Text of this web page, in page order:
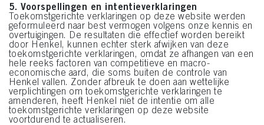
5. Voorspellingen en intentieverklaringen
Toekomstgerichte verklaringen op deze website werden
geformuleerd naar best vermogen volgens onze kennis en
overtuigingen. De resultaten die effectief worden bereikt
door Henkel, kunnen echter sterk afwijken van deze
toekomstgerichte verklaringen, omdat ze afhangen van een
hele reeks factoren van competitieve en macro-
economische aard, die soms buiten de controle van
Henkel vallen. Zonder afbreuk te doen aan wettelijke
verplichtingen om toekomstgerichte verklaringen te
amenderen, heeft Henkel niet de intentie om alle
toekomstgerichte verklaringen op deze website
voortdurend te actualiseren.